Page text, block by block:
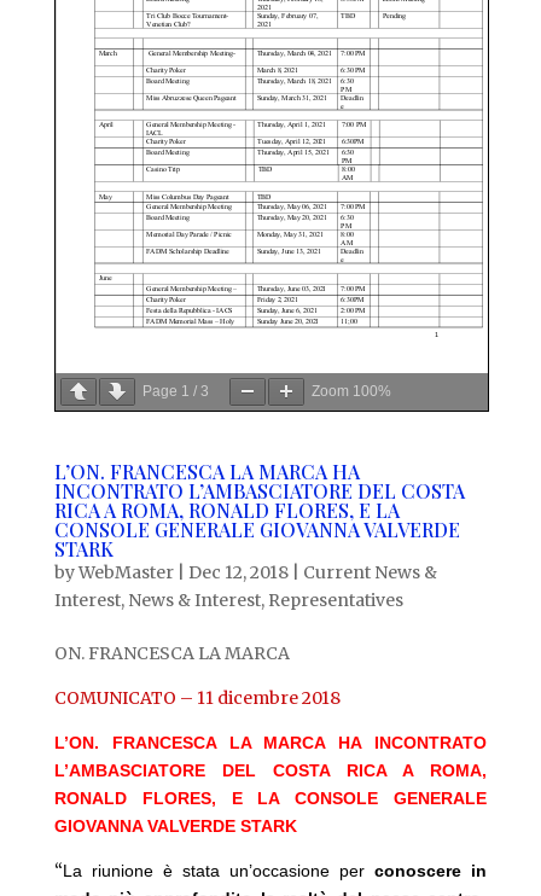
Page 1 / 3 Zoom 100%
L’ON. FRANCESCA LA MARCA HA
INCONTRATO L’AMBASCIATORE DEL COSTA
RICA A ROMA, RONALD FLORES, E LA
CONSOLE GENERALE GIOVANNA VALVERDE
STARK
byWebMaster| Dec 12, 2018| Current News &
Interest, News & Interest, Representatives
ON. FRANCESCA LA MARCA
COMUNICATO – 11 dicembre 2018
L’ON. FRANCESCA LA MARCA HA INCONTRATO
L’AMBASCIATORE DEL COSTA RICA A ROMA,
RONALD FLORES, E LA CONSOLE GENERALE
GIOVANNA VALVERDE STARK
“La riunione è stata un’occasione perconoscere in